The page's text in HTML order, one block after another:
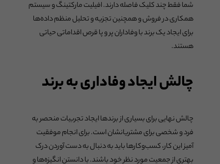
شما فقط چند کلیک فاصله دارند. افیلیت مارکتینگ و سیستم
همکاری در فروش و همچنین تجزیه و تحلیل منظم داده‌ها
برای ایجاد یک برند با وفاداران پر و پا قرص اقداماتی حیاتی
هستند.
چالش ایجاد وفاداری به برند
چالش نهایی برای بسیاری از برندها ایجاد تجربیات منحصر به
فرد و شخصی برای مشتریانشان است. برای انجام موفقیت
آمیز این کار، کسب‌وکارها باید به دنبال به دست آوردن درک
بهتری از جمعیت مورد نظر خود باشند. با دانستن انگیزه‌ها و